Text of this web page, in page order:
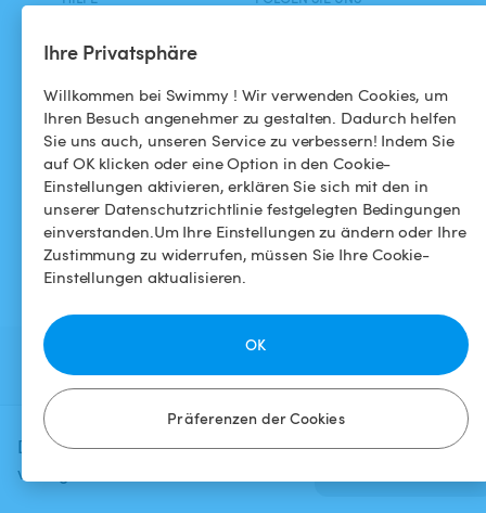
Ihre Privatsphäre
Willkommen bei Swimmy ! Wir verwenden Cookies, um
Ihren Besuch angenehmer zu gestalten. Dadurch helfen
Sie uns auch, unseren Service zu verbessern! Indem Sie
auf OK klicken oder eine Option in den Cookie-
Einstellungen aktivieren, erklären Sie sich mit den in
unserer Datenschutzrichtlinie festgelegten Bedingungen
einverstanden.Um Ihre Einstellungen zu ändern oder Ihre
Zustimmung zu widerrufen, müssen Sie Ihre Cookie-
Einstellungen aktualisieren.
Präferenzen der Cookies
OK
Diese Anzeige ist derzeit nicht
verfügbar.
Verfügbarkeit
Geschäftsbedingungen
Datenschutzbestimmungen
Impressums